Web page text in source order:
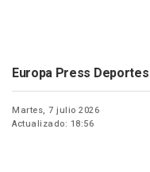
Europa Press Deportes
Martes, 7 julio 2026
Actualizado: 18:56